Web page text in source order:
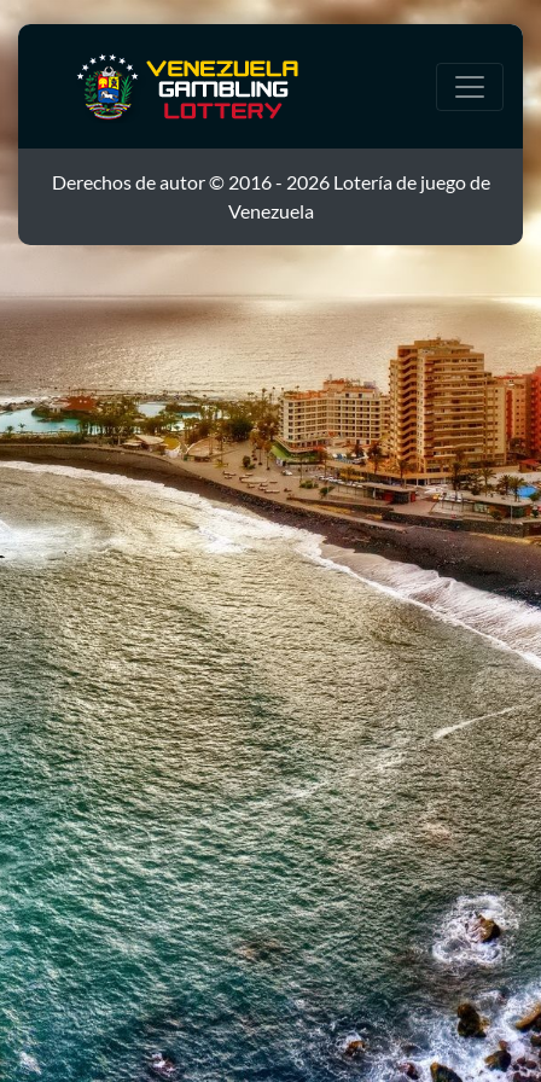
Derechos de autor © 2016 - 2026 Lotería de juego de
Venezuela